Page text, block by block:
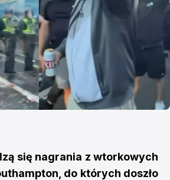
się nagrania z wtorkowych
do których doszło